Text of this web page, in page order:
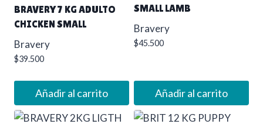
BRAVERY 7 KG ADULTO
CHICKEN SMALL
Bravery
$39.500
Añadir al carrito
SMALL LAMB
Bravery
$45.500
Añadir al carrito